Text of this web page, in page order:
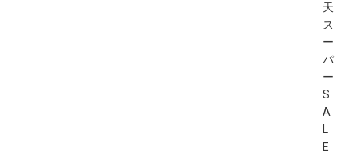
天
ス
ー
パ
ー
S
A
L
E